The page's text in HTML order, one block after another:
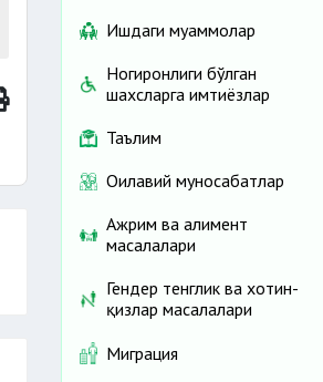
Ишдаги муаммолар
Ногиронлиги бўлган
шахсларга имтиёзлар
Таълим
Оилавий муносабатлар
Ажрим ва алимент
масалалари
Гендер тенглик ва хотин-
қизлар масалалари
Миграция